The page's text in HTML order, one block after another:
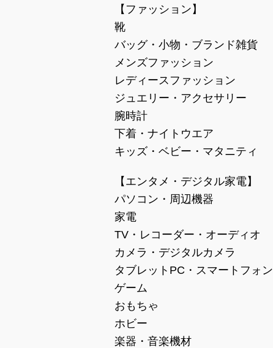
【ファッション】
靴
バッグ・小物・ブランド雑貨
メンズファッション
レディースファッション
ジュエリー・アクセサリー
腕時計
下着・ナイトウエア
キッズ・ベビー・マタニティ
【エンタメ・デジタル家電】
パソコン・周辺機器
家電
TV・レコーダー・オーディオ
カメラ・デジタルカメラ
タブレットPC・スマートフォン
ゲーム
おもちゃ
ホビー
楽器・音楽機材